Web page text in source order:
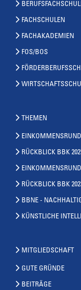
FACHSCHULEN
FACHAKADEMIEN
FOS/BOS
THEMEN
RÜCKBLICK BBK
RÜCKBLICK BBK
BBNE -
KÜNSTLICHE
MITGLIEDSCHAFT
GUTE GRÜNDE
BEITRÄGE